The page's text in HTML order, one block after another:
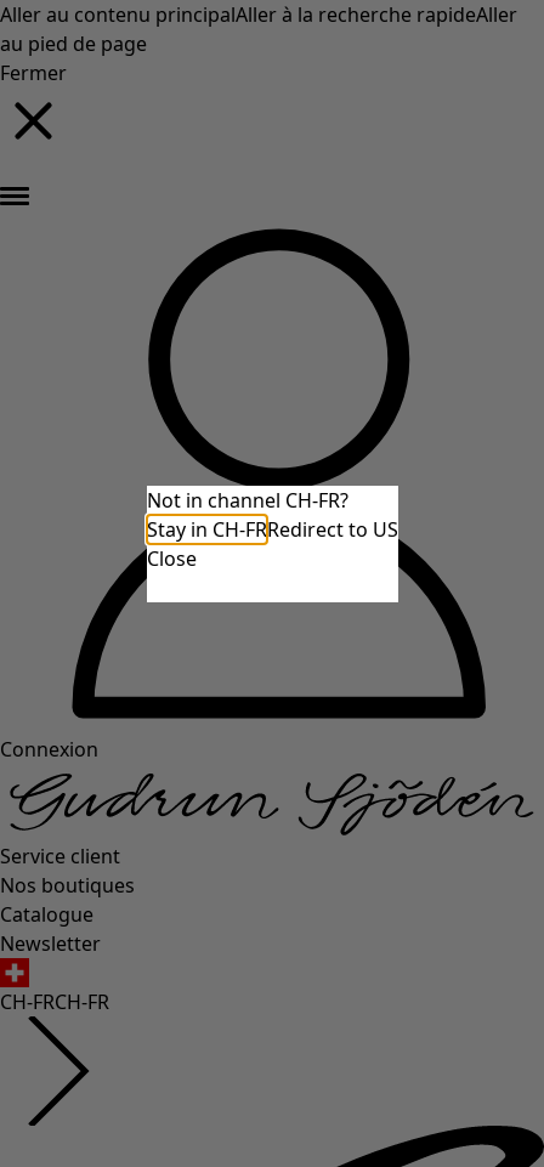
Aller au contenu principalAller à la recherche rapideAller
au pied de page
Fermer
Connexion
Service client
Nos boutiques
Catalogue
Newsletter
CH-FRCH-FR
Not in channel CH-FR?
Stay in CH-FRRedirect to US
Close